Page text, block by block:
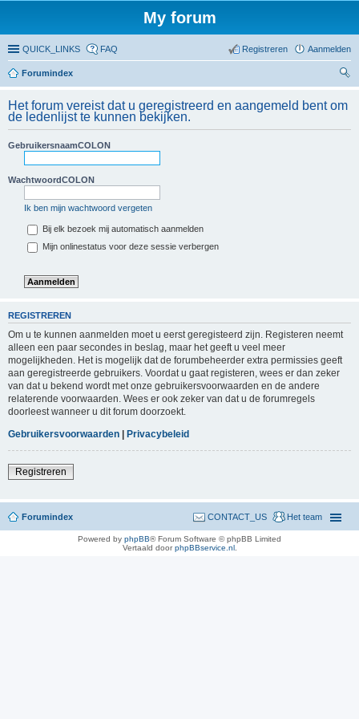
My forum
QUICK_LINKS FAQ Aanmelden
Registreren
Forumindex
ke
n
Het forum vereist dat u geregistreerd en aangemeld bent om
de ledenlijst te kunnen bekijken.
GebruikersnaamCOLON
WachtwoordCOLON
Ik ben mijn wachtwoord vergeten
Bij elk bezoek mij automatisch aanmelden
Mijn onlinestatus voor deze sessie verbergen
REGISTREREN
Om u te kunnen aanmelden moet u eerst geregisteerd zijn. Registeren neemt
alleen een paar secondes in beslag, maar het geeft u veel meer
mogelijkheden. Het is mogelijk dat de forumbeheerder extra permissies geeft
aan geregistreerde gebruikers. Voordat u gaat registeren, wees er dan zeker
van dat u bekend wordt met onze gebruikersvoorwaarden en de andere
relaterende voorwaarden. Wees er ook zeker van dat u de forumregels
doorleest wanneer u dit forum doorzoekt.
Gebruikersvoorwaarden | Privacybeleid
Registreren
Forumindex Het team
CONTACT_US
Powered by phpBB® Forum Software © phpBB Limited
Vertaald doorphpBBservice.nl.